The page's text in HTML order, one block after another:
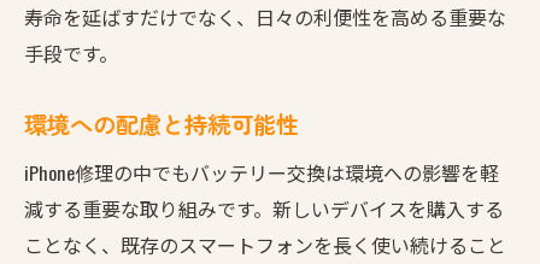
寿命を延ばすだけでなく、日々の利便性を高める重要な
手段です。
環境への配慮と持続可能性
iPhone修理の中でもバッテリー交換は環境への影響を軽
減する重要な取り組みです。新しいデバイスを購入する
ことなく、既存のスマートフォンを長く使い続けること